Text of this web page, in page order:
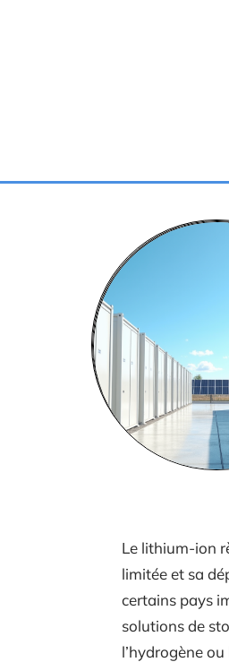
Le lithium-ion
limitée et sa
certains pays
solutions de
l’hydrogène